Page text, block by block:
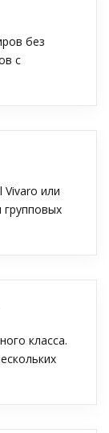
без
с
Vivaro или
класса.